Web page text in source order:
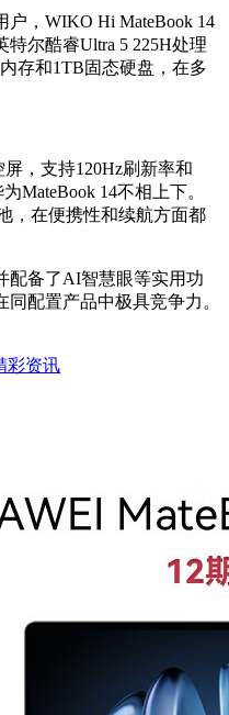
，WIKO Hi MateBook 14
尔酷睿Ultra 5 225H处理
存和1TB固态硬盘，在多
，支持120Hz刷新率和
MateBook 14不相上下。
，在便携性和续航方面都
配备了AI智慧眼等实用功
配置产品中极具竞争力。
彩资讯